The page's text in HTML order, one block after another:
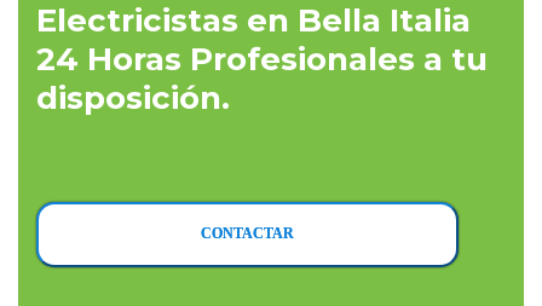
Electricistas en Bella Italia
24 Horas Profesionales a tu
disposición.
CONTACTAR